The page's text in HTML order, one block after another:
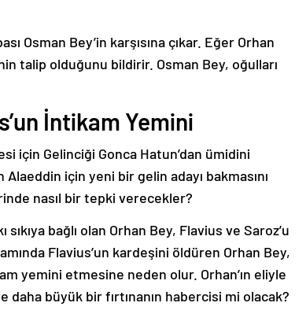
Osman Bey’in karşısına çıkar. Eğer Orhan
talip olduğunu bildirir. Osman Bey, oğulları
İntikam Yemini
için Gelinciği Gonca Hatun’dan ümidini
için yeni bir gelin adayı bakmasını
nasıl bir tepki verecekler?
bağlı olan Orhan Bey, Flavius ve Saroz’u
Flavius’un kardeşini öldüren Orhan Bey,
yemini etmesine neden olur. Orhan’ın eliyle
büyük bir fırtınanın habercisi mi olacak?